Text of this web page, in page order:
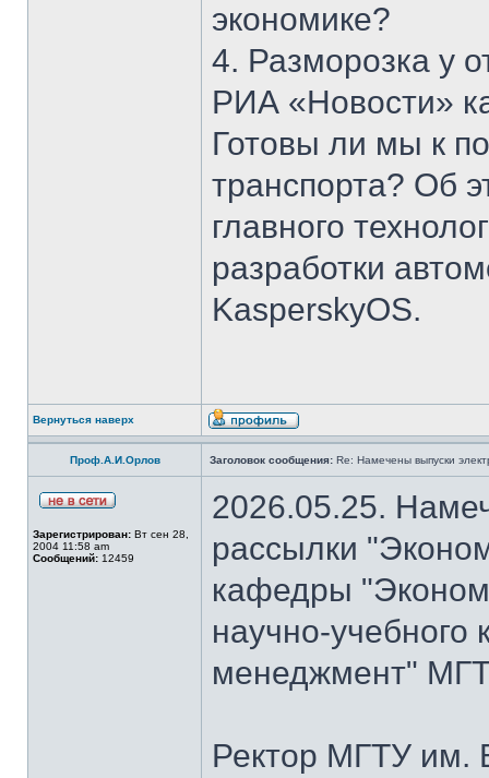
экономике?
4. Разморозка у
РИА «Новости»
Готовы ли мы к
транспорта? Об
главного
разработки
KasperskyOS.
Вернуться наверх
Проф.А.И.Орлов Заголовок сообщения: Re: Намечены выпуски
Зарегистрирован: Вт сен 28,
2004 11:58 am
Сообщений: 12459
2026.05.25.
рассылки
кафедры
научно-
менеджмент"
Ректор МГТУ им.